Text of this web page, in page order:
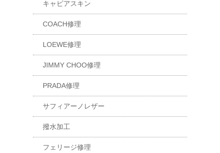
キャビアスキン
COACH修理
LOEWE修理
JIMMY CHOO修理
PRADA修理
サフィアーノレザー
撥水加工
フェリージ修理